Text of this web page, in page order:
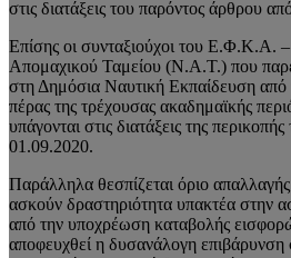
στις διατάξεις του παρόντος άρθρου
Επίσης οι συνταξιούχοι του Ε.Φ.Κ.Α.
Απομαχικού Ταμείου (Ν.Α.Τ.) που
στη Δημόσια Ναυτική Εκπαίδευση από
πέρας της τρέχουσας ακαδημαϊκής
υπάγονται στις διατάξεις της
01.09.2020.
Παράλληλα θεσπίζεται όριο
ασκούν δραστηριότητα υπακτέα στην
από την υποχρέωση καταβολής
αποφευχθεί η δυσανάλογη επιβάρυνση